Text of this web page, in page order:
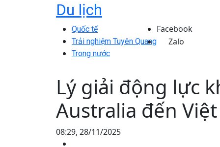
Du lịch
Quốc tế
Trải nghiệm Tuyên Quang
Trong nước
Facebook
Zalo
Lý giải động lực
Australia đến
08:29, 28/11/2025